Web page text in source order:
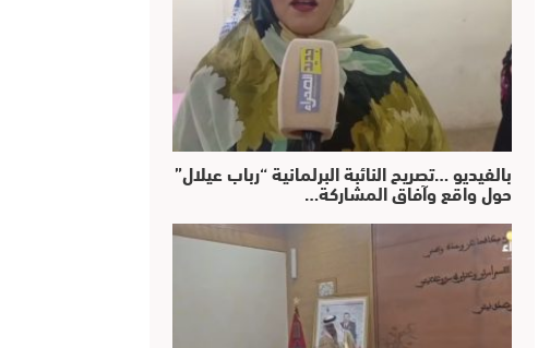
بالفيديو …تصريح النائبة البرلمانية “رباب عيلال”
حول واقع وآفاق المشاركة…